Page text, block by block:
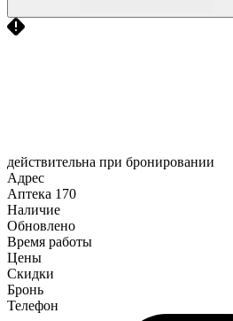
действительна при бронировании
Адрес
Аптека 170
Наличие
Обновлено
Время работы
Цены
Скидки
Бронь
Телефон